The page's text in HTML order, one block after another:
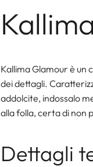
Kallima Glamour è un
dei dettagli.
addolcite, indossalo
alla folla, certa di non
Dettagli